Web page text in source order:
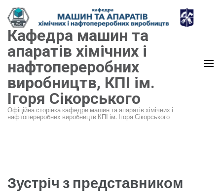
Перейти
до
вмісту
(натисніть
Enter)
Кафедра машин та
апаратів хімічних і
нафтопереробних
виробництв, КПІ ім.
Ігоря Сікорського
Офіційна сторінка кафедри машин та апаратів хімічних і
нафтопереробних виробництв КПІ ім. Ігоря Сікорського
Зустріч з представником